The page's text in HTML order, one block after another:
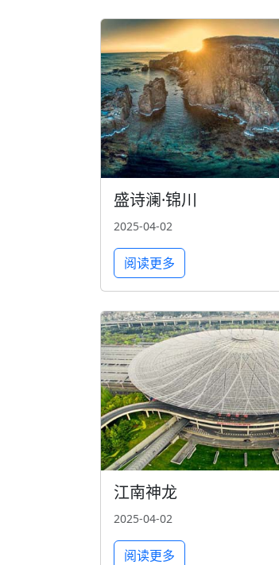
盛诗澜·锦川
2025-04-02
阅读更多
江南神龙
2025-04-02
阅读更多